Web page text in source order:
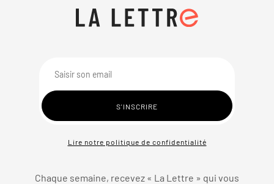
Lire notre politique de confidentialité
Chaque semaine, recevez « La Lettre » qui vous